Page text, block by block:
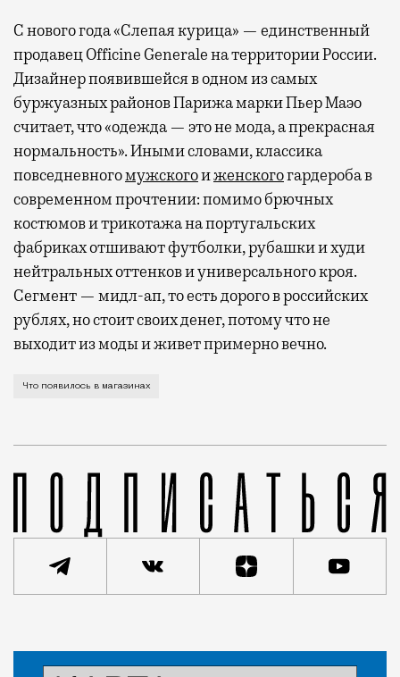
С нового года «Слепая курица» — единственный
продавец Officine Generale на территории России.
Дизайнер появившейся в одном из самых
буржуазных районов Парижа марки Пьер Маэо
считает, что «одежда — это не мода, а прекрасная
нормальность». Иными словами, классика
повседневногомужскогоиженскогогардероба в
современном прочтении: помимо брючных
костюмов и трикотажа на португальских
фабриках отшивают футболки, рубашки и худи
нейтральных оттенков и универсального кроя.
Сегмент — мидл-ап, то есть дорого в российских
рублях, но стоит своих денег, потому что не
выходит из моды и живет примерно вечно.
А также обувь для закаленных женщин, модная
Что появилось в магазинах
Статья
Красота и здоровье
Тоня Голубева